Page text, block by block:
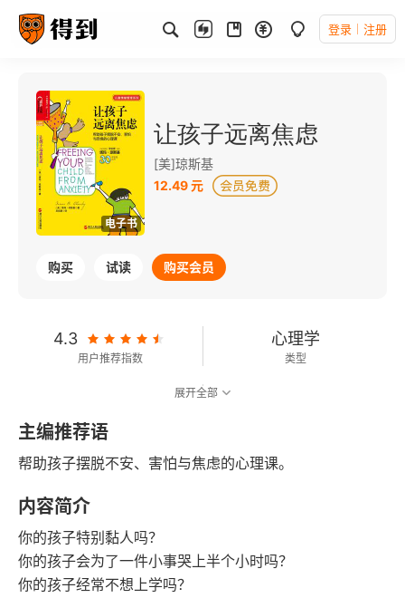
登录 注册
电子书
让孩子远离焦虑
[美]琼斯基
12.49 元
购买 试读 购买会员
4.3
用户推荐指数
心理学
类型
151千字
字数
2014-03-01
发行日期
展开全部
主编推荐语
帮助孩子摆脱不安、害怕与焦虑的心理课。
内容简介
你的孩子特别黏人吗？
你的孩子会为了一件小事哭上半个小时吗？
你的孩子经常不想上学吗？